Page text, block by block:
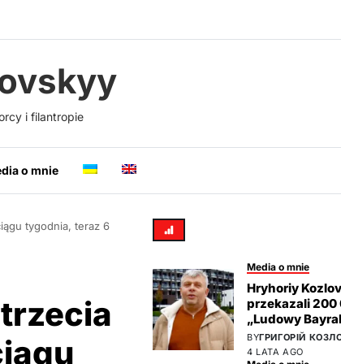
i filantropie
o mnie
tygodnia, teraz 6
Media o mnie
Hryhoriy
przekazali 200
„Ludowy
BYГРИГОРІЙ
4 LATA AGO